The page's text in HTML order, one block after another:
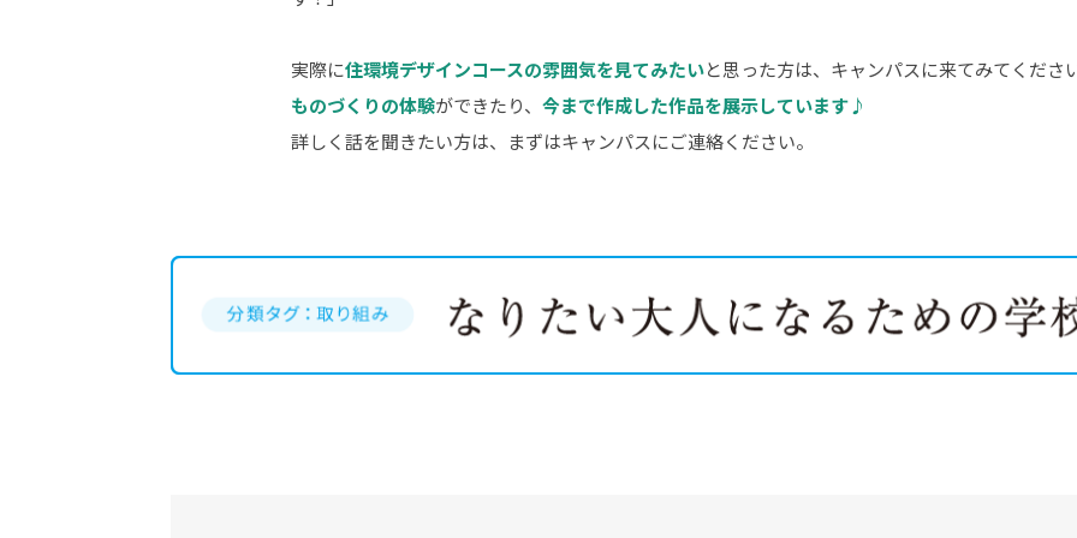
実際に住環境デザインコースの雰囲気を見てみたいと思った方は、キャンパスに来てみてくださ
ものづくりの体験ができたり、 今まで作成した作品を展示しています♪
詳しく話を聞きたい方は、まずはキャンパスにご連絡ください。